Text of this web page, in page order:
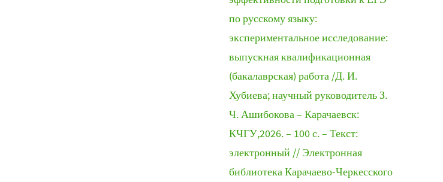
по русскому языку:
экспериментальное исследование:
выпускная квалификационная
(бакалаврская) работа /Д. И.
Хубиева; научный руководитель З.
Ч. Ашибокова – Карачаевск:
КЧГУ,2026. – 100 с. – Текст:
электронный // Электронная
библиотека Карачаево-Черкесского